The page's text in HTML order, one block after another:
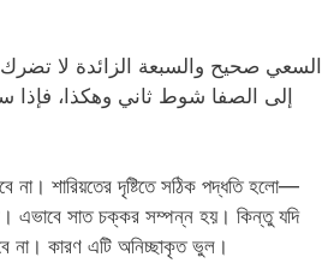
السعي صحيح والسبعة الزائدة لا
إلى الصفا شوط ثاني وهكذا، فإذا
শারিয়তের দৃষ্টিতে সঠিক পদ্ধতি হলো—
এভাবে সাত চক্কর সম্পন্ন হয়। কিন্তু যদি
না। কারণ এটি অনিচ্ছাকৃত ভুল।